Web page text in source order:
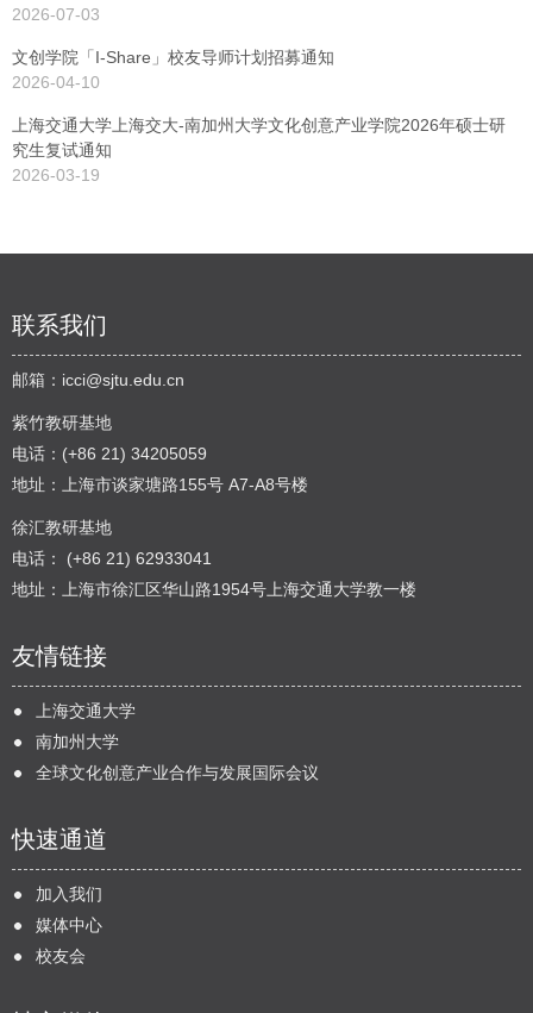
2026-07-03
文创学院「I-Share」校友导师计划招募通知
2026-04-10
上海交通大学上海交大-南加州大学文化创意产业学院2026年硕士研
究生复试通知
2026-03-19
联系我们
邮箱： icci@sjtu.edu.cn
紫竹教研基地
电话：(+86 21) 34205059
地址：上海市谈家塘路155号 A7-A8号楼
徐汇教研基地
电话： (+86 21) 62933041
地址：上海市徐汇区华山路1954号上海交通大学教一楼
友情链接
上海交通大学
南加州大学
全球文化创意产业合作与发展国际会议
快速通道
加入我们
媒体中心
校友会